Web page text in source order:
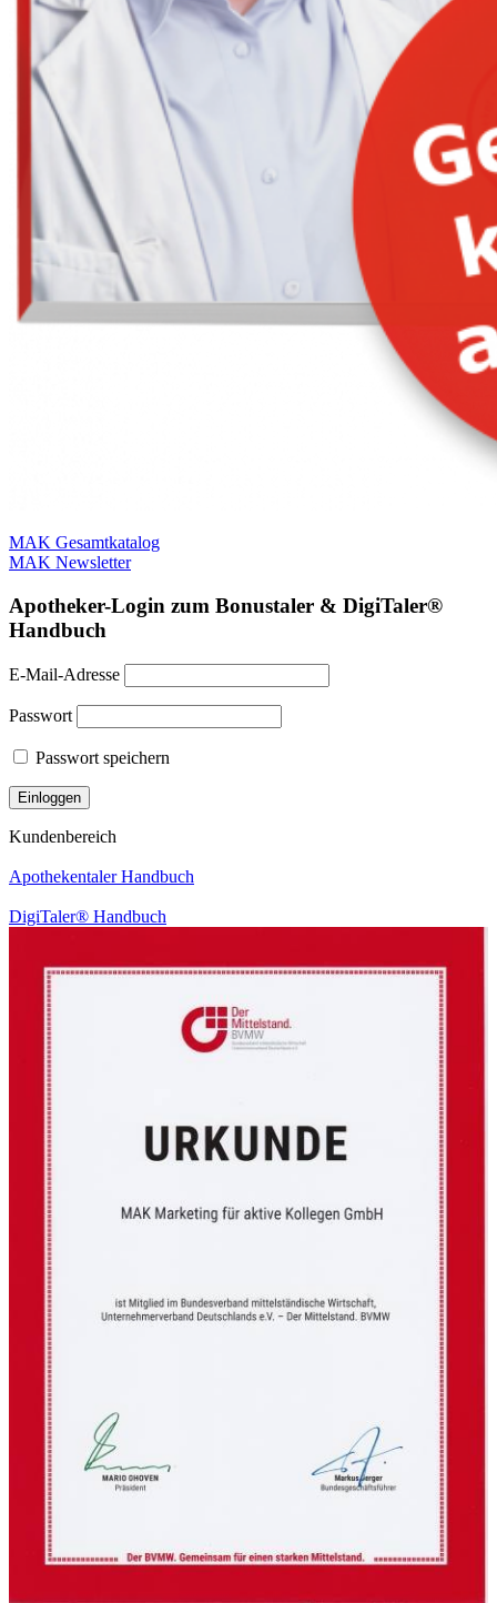
MAK Gesamtkatalog
MAK Newsletter
Apotheker-Login zum Bonustaler & DigiTaler®
Handbuch
E-Mail-Adresse
Passwort
Passwort speichern
Kundenbereich
Apothekentaler Handbuch
DigiTaler® Handbuch